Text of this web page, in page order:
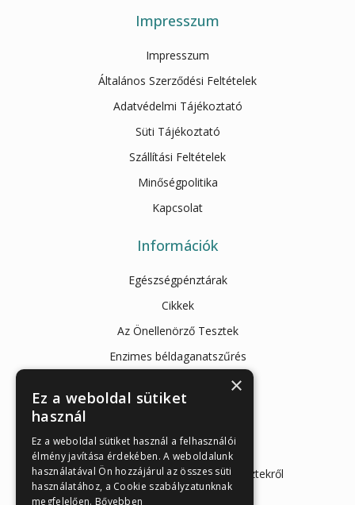
Impresszum
Impresszum
Általános Szerződési Feltételek
Adatvédelmi Tájékoztató
Süti Tájékoztató
Szállítási Feltételek
Minőségpolitika
Kapcsolat
Információk
Egészségpénztárak
Cikkek
Az Önellenörző Tesztek
Enzimes béldaganatszűrés
Mintavételi instrukciók
Enzimes béldaganatszűrés
Hasnyálmirigy funkciós gyorstesztekről
×
Ez a weboldal sütiket
használ
Ez a weboldal sütiket használ a felhasználói
élmény javítása érdekében. A weboldalunk
használatával Ön hozzájárul az összes süti
használatához, a Cookie szabályzatunknak
megfelelően. Bővebben